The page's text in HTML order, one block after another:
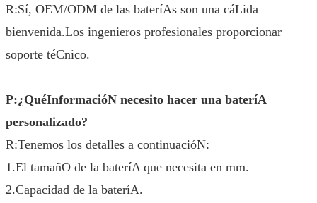
R:Sí, OEM/ODM de las bateríAs son una cáLida
bienvenida.Los ingenieros profesionales proporcionar
soporte téCnico.
P:¿QuéInformacióN necesito hacer una bateríA
personalizado?
R:Tenemos los detalles a continuacióN:
1.El tamañO de la bateríA que necesita en mm.
2.Capacidad de la bateríA.